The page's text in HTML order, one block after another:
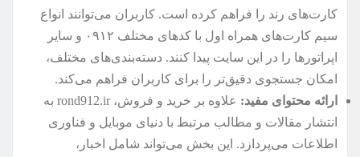
کارت‌های رند را فراهم کرده است. کاربران می‌توانند انواع
سیم کارت‌های همراه اول با کدهای مختلف ۰۹۱۲ و سایر
اپراتورها را در این سایت پیدا کنند. دسته‌بندی‌های مختلف،
امکان جستجوی دقیق‌تر را برای کاربران فراهم می‌کند.
ارائه محتوای مفید:
علاوه بر خرید و فروش، rond912.ir به
انتشار مقالات و مطالب مرتبط با دنیای موبایل و فناوری
اطلاعات می‌پردازد. این بخش می‌تواند شامل اخبار،